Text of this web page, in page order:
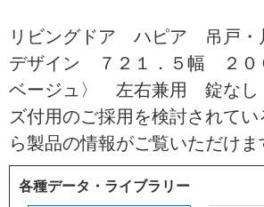
リビングドア ハピア 吊戸
デザイン ７２１．５幅 ２
ベージュ〉 左右兼用 錠な
ズ付用のご採用を検討されて
ら製品の情報がご覧いただけま
各種データ・ライブラリー